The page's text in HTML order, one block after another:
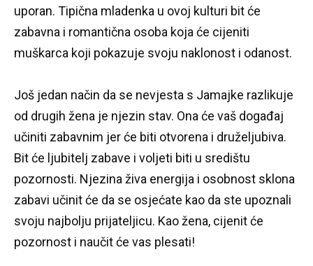
uporan. Tipična mladenka u ovoj kulturi bit će
zabavna i romantična osoba koja će cijeniti
muškarca koji pokazuje svoju naklonost i odanost.
Još jedan način da se nevjesta s Jamajke razlikuje
od drugih žena je njezin stav. Ona će vaš događaj
učiniti zabavnim jer će biti otvorena i druželjubiva.
Bit će ljubitelj zabave i voljeti biti u središtu
pozornosti. Njezina živa energija i osobnost sklona
zabavi učinit će da se osjećate kao da ste upoznali
svoju najbolju prijateljicu. Kao žena, cijenit će
pozornost i naučit će vas plesati!